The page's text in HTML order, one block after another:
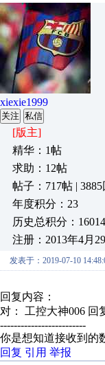
xiexie1999
关注 私信
[版主]
精华：1帖
求助：12帖
帖子：717帖 | 3885
年度积分：23
历史总积分：
注册：2013年4月
发表于：2019-07-10
回复内容：
对： 工控大神006 回
-------------------------
你是想知道接收到的
回复 引用 举报